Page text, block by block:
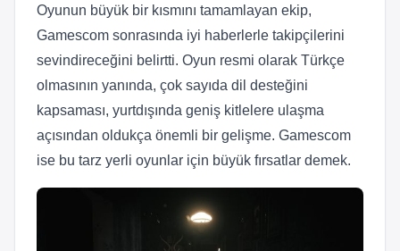
Oyunun büyük bir kısmını tamamlayan ekip,
Gamescom sonrasında iyi haberlerle takipçilerini
sevindireceğini belirtti. Oyun resmi olarak Türkçe
olmasının yanında, çok sayıda dil desteğini
kapsaması, yurtdışında geniş kitlelere ulaşma
açısından oldukça önemli bir gelişme. Gamescom
ise bu tarz yerli oyunlar için büyük fırsatlar demek.